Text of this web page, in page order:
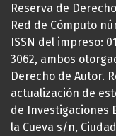
Reserva de
Red de Cómputo
ISSN del impreso:
3062, ambos
Derecho de Autor.
actualización de
de Investigaciones
la Cueva s/n,